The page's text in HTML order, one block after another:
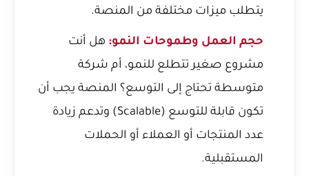
يتطلب ميزات مختلفة من المنصة.
حجم العمل وطموحات النمو: هل أنت
مشروع صغير تتطلع للنمو، أم شركة
متوسطة تحتاج إلى التوسع؟ المنصة يجب أن
تكون قابلة للتوسع (Scalable) وتدعم زيادة
عدد المنتجات أو العملاء أو الحملات
المستقبلية.